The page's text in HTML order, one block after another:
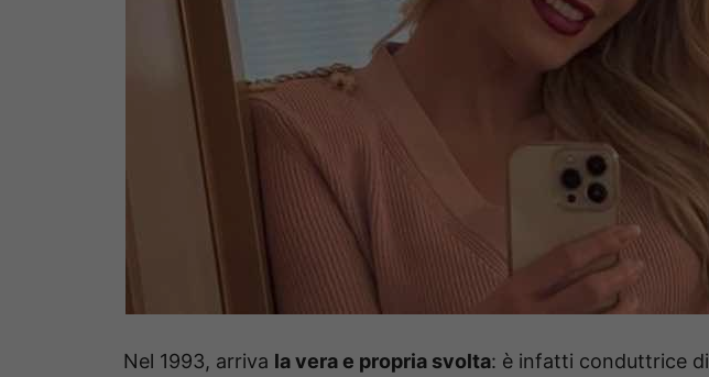
Nel 1993, arriva la vera e propria svolta: è infatti conduttrice di